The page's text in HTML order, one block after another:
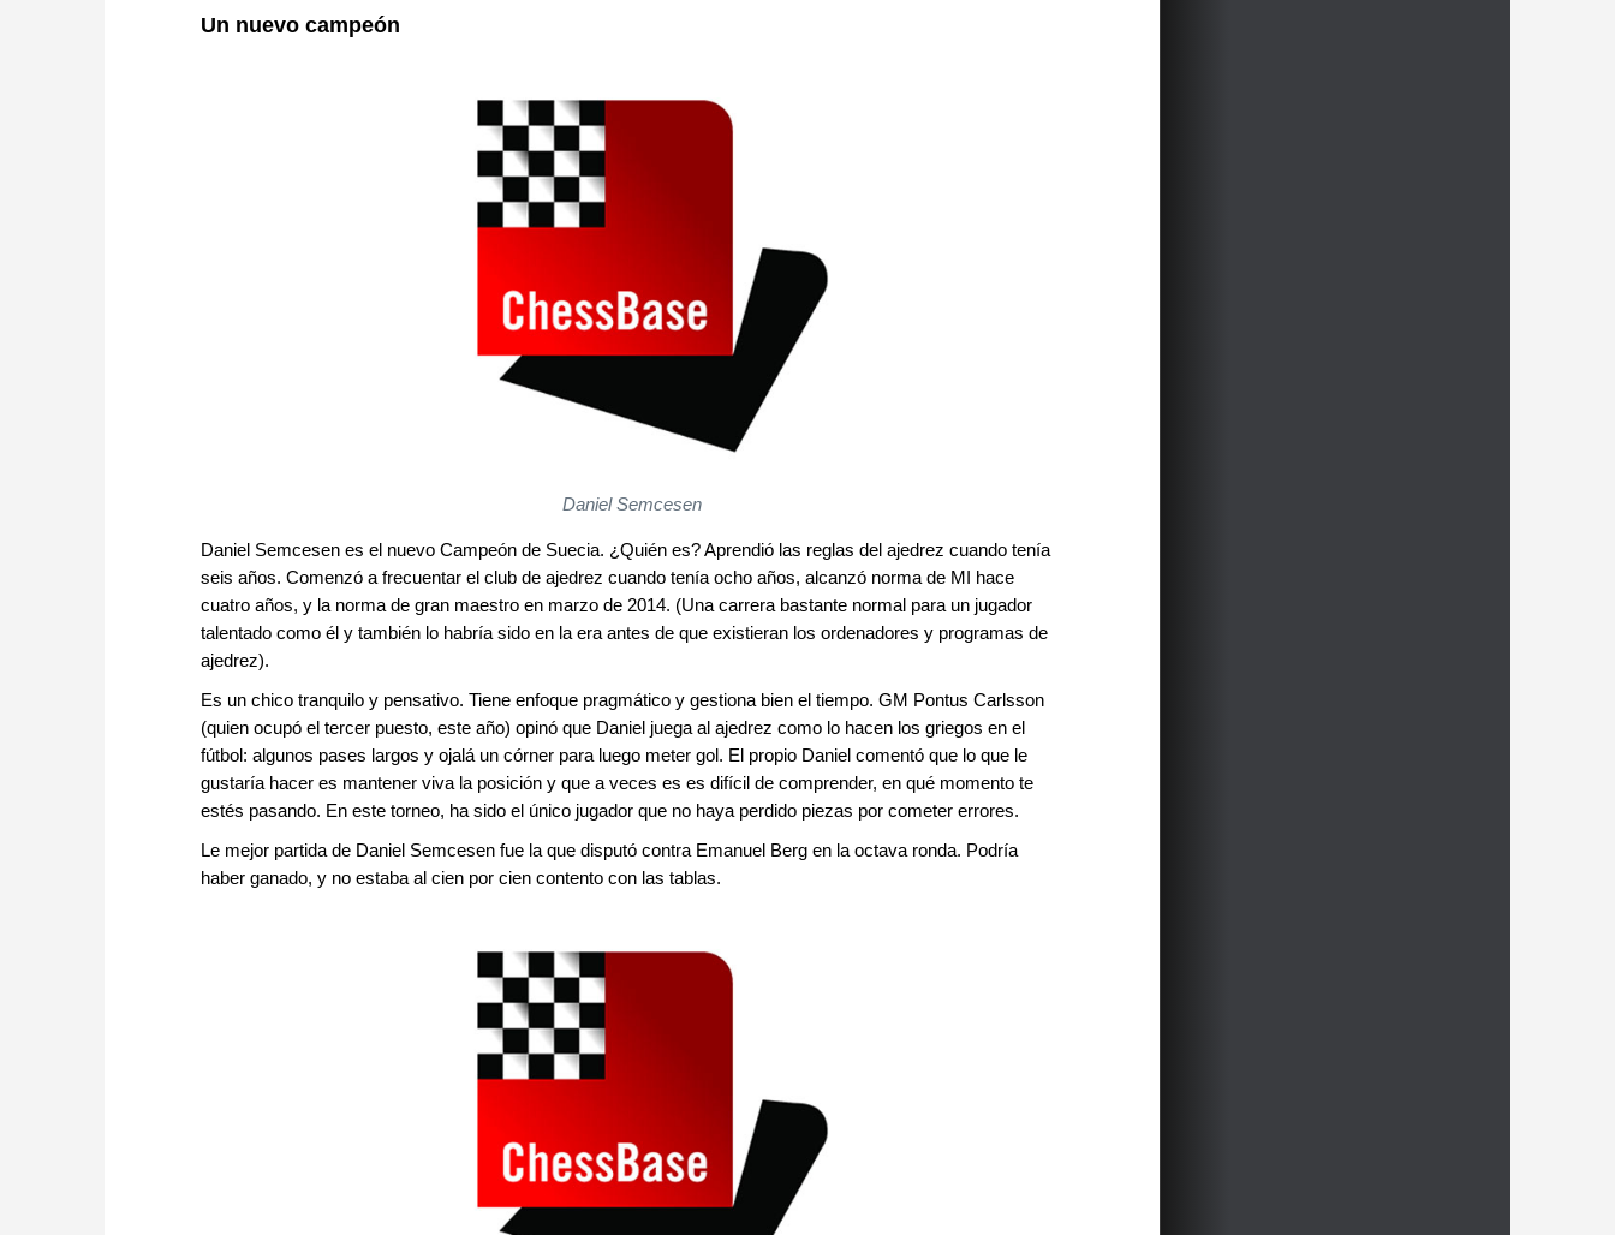
Un nuevo campeón
Daniel Semcesen
Daniel Semcesen es el nuevo Campeón de Suecia. ¿Quién es? Aprendió las reglas del ajedrez cuando tenía
seis años. Comenzó a frecuentar el club de ajedrez cuando tenía ocho años, alcanzó norma de MI hace
cuatro años, y la norma de gran maestro en marzo de 2014. (Una carrera bastante normal para un jugador
talentado como él y también lo habría sido en la era antes de que existieran los ordenadores y programas de
ajedrez).
Es un chico tranquilo y pensativo. Tiene enfoque pragmático y gestiona bien el tiempo. GM Pontus Carlsson
(quien ocupó el tercer puesto, este año) opinó que Daniel juega al ajedrez como lo hacen los griegos en el
fútbol: algunos pases largos y ojalá un córner para luego meter gol. El propio Daniel comentó que lo que le
gustaría hacer es mantener viva la posición y que a veces es es difícil de comprender, en qué momento te
estés pasando. En este torneo, ha sido el único jugador que no haya perdido piezas por cometer errores.
Le mejor partida de Daniel Semcesen fue la que disputó contra Emanuel Berg en la octava ronda. Podría
haber ganado, y no estaba al cien por cien contento con las tablas.